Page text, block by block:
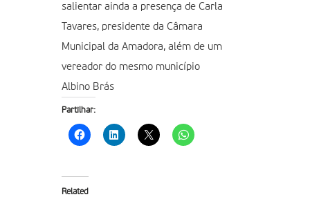
salientar ainda a presença de Carla
Tavares, presidente da Câmara
Municipal da Amadora, além de um
vereador do mesmo município
Albino Brás
Partilhar:
Related